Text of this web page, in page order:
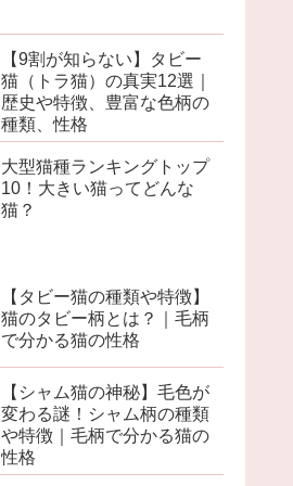
【9割が知らない】タビー
猫（トラ猫）の真実12選｜
歴史や特徴、豊富な色柄の
種類、性格
大型猫種ランキングトップ
10！大きい猫ってどんな
猫？
【タビー猫の種類や特徴】
猫のタビー柄とは？｜毛柄
で分かる猫の性格
【シャム猫の神秘】毛色が
変わる謎！シャム柄の種類
や特徴｜毛柄で分かる猫の
性格